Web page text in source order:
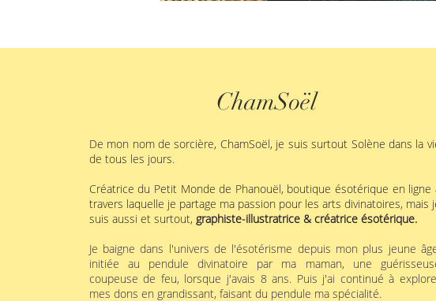
ChamSoël
De mon nom de sorcière, ChamSoël, je suis surtout Solène dans la
de tous les jours.
Créatrice du Petit Monde de Phanouël, boutique ésotérique en ligne
travers laquelle je partage ma passion pour les arts divinatoires, mais
suis aussi et surtout, graphiste-illustratrice & créatrice ésotérique.​ ​
Je baigne dans l'univers de l'ésotérisme depuis mon plus jeune
initiée au pendule divinatoire par ma maman, une
coupeuse de feu, lorsque j'avais 8 ans. Puis j'ai continué à
mes dons en grandissant, faisant du pendule ma spécialité.